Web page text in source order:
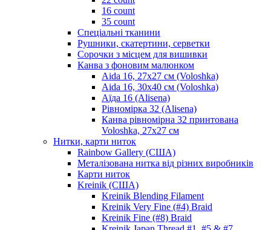
16 count
35 count
Спеціальні тканини
Рушники, скатертини, серветки
Сорочки з місцем для вишивки
Канва з фоновим малюнком
Aida 16, 27х27 см (Voloshka)
Aida 16, 30х40 см (Voloshka)
Аїда 16 (Alisena)
Рівномірка 32 (Alisena)
Канва рівномірна 32 принтована
Voloshka, 27х27 см
Нитки, карти ниток
Rainbow Gallery (США)
Металізована нитка від різних виробників
Карти ниток
Kreinik (США)
Kreinik Blending Filament
Kreinik Very Fine (#4) Braid
Kreinik Fine (#8) Braid